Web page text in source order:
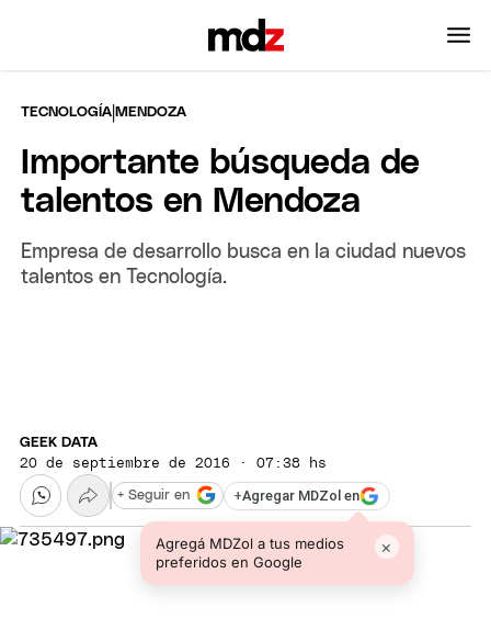
TECNOLOGÍA |MENDOZA
Importante búsqueda de
talentos en Mendoza
Empresa de desarrollo busca en la ciudad nuevos
talentos en Tecnología.
GEEK DATA
20 de septiembre de 2016 · 07:38 hs
+Agregar MDZol en
Agregá MDZol a tus medios
preferidos en Google
×
+ Seguir en